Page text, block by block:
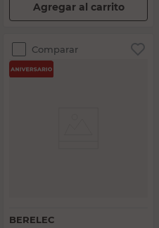
Agregar al carrito
Comparar
BERELEC